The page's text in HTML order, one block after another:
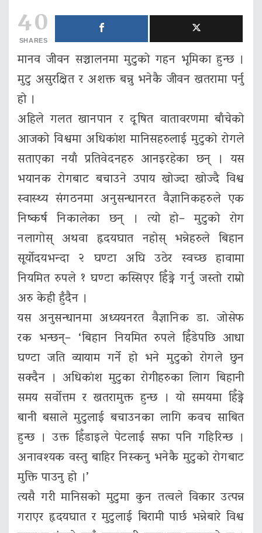
40
SHARES
मानव जीवन सञ्चालनमा मुटुको गहन भूमिका हुन्छ ।
मुटु असुरक्षित र अशक्त बन्नु भनेकै जीवन खतरामा पर्नु
हो ।
अहिले गलत खानपान र दूषित वातावरणमा बाँचेको
आजको विश्वमा अधिकांश मानिसहरुलाई मुटुको रोगले
सताएका नयाँ प्रतिवेदनहरु आनइरहेका छन् । यस
भयानक रोगबाट बचाउने उपाय खोज्दा खोज्दै विश्व
स्वास्थ्य संगठनमा अनुसन्धानरत वैज्ञानिकहरुले एक
निष्कर्ष निकालेका छन् । त्यो हो– मुटुको रोग
नलागोस् अथवा हृदयघात नहोस् भन्नेहरुले बिहान
सूर्योदयभन्दा २ घण्टा अघि उठेर स्वच्छ हावामा
नियमित रुपले १ घण्टा कस्सिएर हिँड्ने गर्नु जस्तो राम्रो
अरु केही हुँदैन ।
यस अनुसन्धानमा अध्ययनरत वैज्ञानिक डा. जोसेफ
रक भन्छन्– ‘बिहान नियमित रुपले हिँडेपछि आधा
घण्टा जति व्यायाम गर्ने हो भने मुटुको रोगले छुन
सक्दैन । अधिकांश मुटुका रोगीहरुका लािग बिहानी
समय सर्वोत्तम र खतरामुक्त हुन्छ । यो समयमा हिँड्ने
बानी बसाले मुटुलाई बचाउनका लागि कवच साबित
हुन्छ । उक्त हिँडाइले पेटलाई सफा पनि गहिरिन्छ ।
अनावश्यक वस्तु बाहिर निस्कनु भनेकै मुटुको रोगबाट
मुक्ति पाउनु हो ।’
त्यसै गरी मानिसको मुटुमा कुन तत्वले विकार उत्पन्न
गराएर हृदयघात र मुटुलाई बिरामी पार्छ भन्नेबारे विश्व